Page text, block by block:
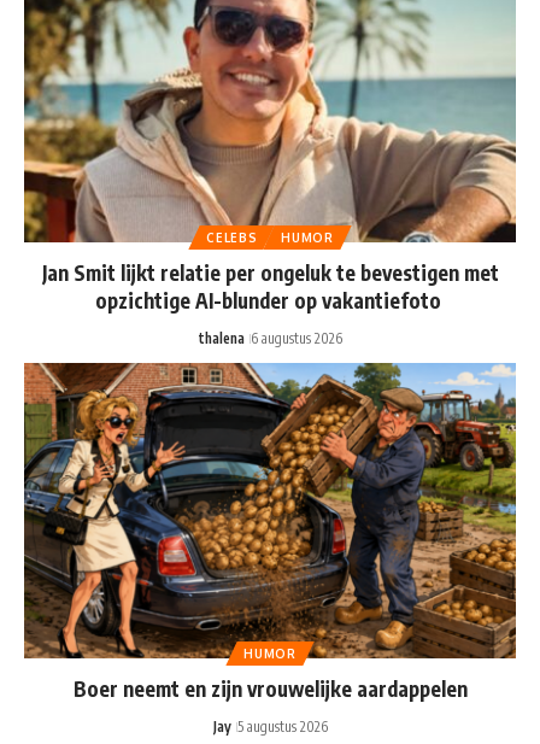
CELEBS HUMOR
Jan Smit lijkt relatie per ongeluk te bevestigen met
opzichtige AI-blunder op vakantiefoto
thalena 6 augustus 2026
HUMOR
Boer neemt en zijn vrouwelijke aardappelen
Jay 5 augustus 2026